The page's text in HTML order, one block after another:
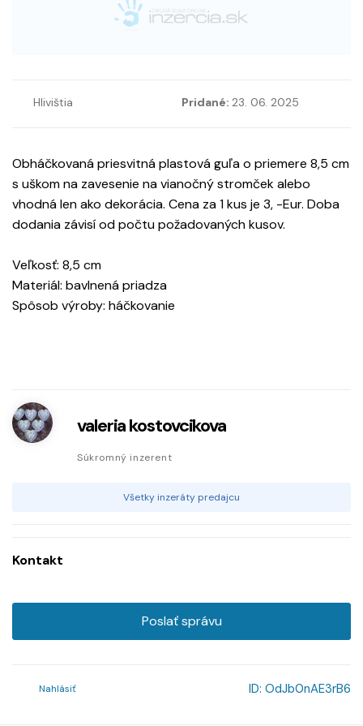
Hlivištia Pridané: 23. 06. 2025
Obháčkovaná priesvitná plastová guľa o priemere 8,5 cm
s uškom na zavesenie na vianočný stromček alebo
vhodná len ako dekorácia. Cena za 1 kus je 3, -Eur. Doba
dodania závisí od počtu požadovaných kusov.
Veľkosť: 8,5 cm
Materiál: bavlnená priadza
Spôsob výroby: háčkovanie
valeria kostovcikova
Súkromný inzerent
Všetky inzeráty predajcu
Kontakt
Poslať správu
Nahlásiť ID: OdJb0nAE3rB6